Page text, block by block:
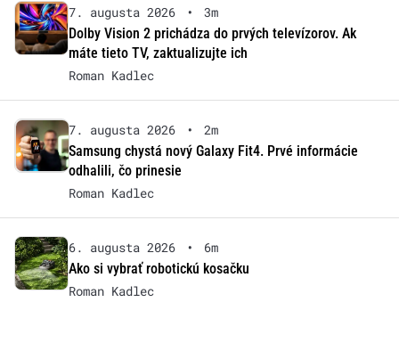
7. augusta 2026 •
3m
Dolby Vision 2 prichádza do prvých televízorov. Ak
máte tieto TV, zaktualizujte ich
Roman Kadlec
7. augusta 2026 •
2m
Samsung chystá nový Galaxy Fit4. Prvé informácie
odhalili, čo prinesie
Roman Kadlec
6. augusta 2026 •
6m
Ako si vybrať robotickú kosačku
Roman Kadlec